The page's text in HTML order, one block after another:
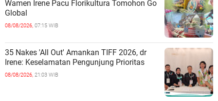
Wamen Irene Pacu Florikultura Tomohon Go
Global
08/08/2026, 07:15 WIB
35 Nakes 'All Out' Amankan TIFF 2026, dr
Irene: Keselamatan Pengunjung Prioritas
08/08/2026, 21:03 WIB